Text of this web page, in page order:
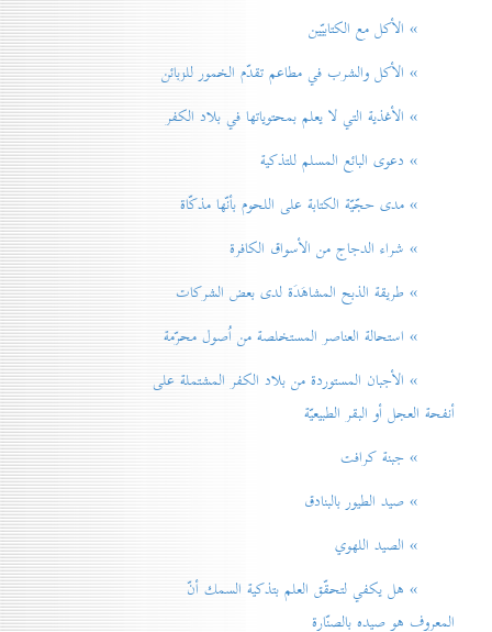
» الأكل مع الكتابيّين
» الأكل والشرب في مطاعم تقدّم الخمور للزبائن
» الأغذية التي لا يعلم بمحتوياتها في بلاد الكفر
» دعوی البائع المسلم للتذكية
» مدی حجّيّة الكتابة على اللحوم بأنّها مذكّاة
» شراء الدجاج من الأسواق الكافرة
» طريقة الذبح المشاهَدَة لدی بعض الشركات
» استحالة العناصر المستخلصة من اُصول محرّمة
» الأجبان المستوردة من بلاد الكفر المشتملة على
أنفحة العجل أو البقر الطبيعيّة
» جبنة كرافت
» صيد الطيور بالبنادق
» الصيد اللهوي
» هل يكفي لتحقّق العلم بتذكية السمك أنّ
المعروف هو صيده بالصنّارة